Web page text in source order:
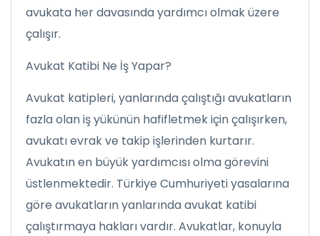
avukata her davasında yardımcı olmak üzere
çalışır.
Avukat Katibi Ne İş Yapar?
Avukat katipleri, yanlarında çalıştığı avukatların
fazla olan iş yükünün hafifletmek için çalışırken,
avukatı evrak ve takip işlerinden kurtarır.
Avukatın en büyük yardımcısı olma görevini
üstlenmektedir. Türkiye Cumhuriyeti yasalarına
göre avukatların yanlarında avukat katibi
çalıştırmaya hakları vardır. Avukatlar, konuyla